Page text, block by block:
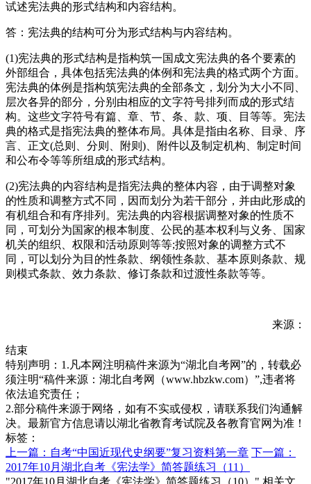
试述宪法典的形式结构和内容结构。
答：宪法典的结构可分为形式结构与内容结构。
(1)宪法典的形式结构是指构筑一国成文宪法典的各个要素的
外部组合，具体包括宪法典的体例和宪法典的格式两个方面。
宪法典的体例是指构筑宪法典的全部条文，划分为大小不同、
层次各异的部分，分别由相应的文字符号排列而成的形式结
构。这些文字符号有篇、章、节、条、款、项、目等等。宪法
典的格式是指宪法典的整体布局。具体是指由名称、目录、序
言、正文(总则、分则、附则)、附件以及制定机构、制定时间
和公布令等等所组成的形式结构。
(2)宪法典的内容结构是指宪法典的整体内容，由于调整对象
的性质和调整方式不同，因而划分为若干部分，并由此形成的
有机组合和有序排列。宪法典的内容根据调整对象的性质不
同，可划分为国家的根本制度、公民的基本权利与义务、国家
机关的组织、权限和活动原则等等;按照对象的调整方式不
同，可以划分为目的性条款、纲领性条款、基本原则条款、规
则模式条款、效力条款、修订条款和过渡性条款等等。
来源：
结束
特别声明：1.凡本网注明稿件来源为“湖北自考网”的，转载必
须注明“稿件来源：湖北自考网（www.hbzkw.com）”,违者将
依法追究责任；
2.部分稿件来源于网络，如有不实或侵权，请联系我们沟通解
决。最新官方信息请以湖北省教育考试院及各教育官网为准！
标签：
上一篇：自考“中国近现代史纲要”复习资料第一章 下一篇：
2017年10月湖北自考《宪法学》简答题练习（11）
"2017年10月湖北自考《宪法学》简答题练习（10）" 相关文